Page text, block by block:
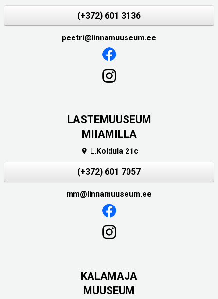
(+372) 601 3136
peetri@linnamuuseum.ee
LASTEMUUSEUM
MIIAMILLA
 L.Koidula 21c
(+372) 601 7057
mm@linnamuuseum.ee
KALAMAJA
MUUSEUM